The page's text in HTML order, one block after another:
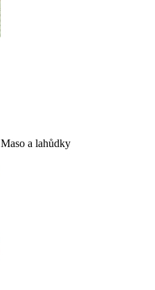
Maso a lahůdky